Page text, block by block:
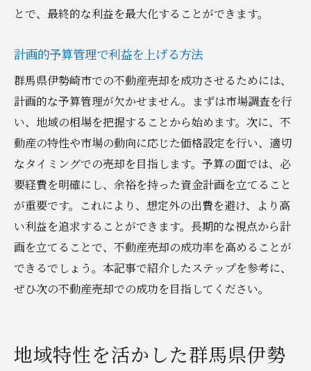
設定
予算の柔軟な見直しと再調整の重要性
実績に基づく予算管理の成功事例
とで、最終的な利益を最大化することができます。
計画的予算管理で利益を上げる方法
群馬県伊勢崎市での不動産売却を成功させるためには、
計画的な予算管理が欠かせません。まずは市場調査を行
い、地域の相場を把握することから始めます。次に、不
動産の特性や市場の動向に応じた価格設定を行い、適切
なタイミングでの売却を目指します。予算の面では、必
要経費を明確にし、余裕を持った資金計画を立てること
が重要です。これにより、想定外の出費を避け、より高
い利益を追求することができます。長期的な視点から計
画を立てることで、不動産売却の成功率を高めることが
できるでしょう。本記事で紹介したステップを参考に、
ぜひ次の不動産売却での成功を目指してください。
地域特性を活かした群馬県伊勢